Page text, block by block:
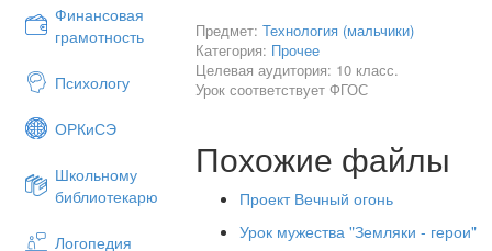
Финансовая
грамотность
Психологу
ОРКиСЭ
Школьному
библиотекарю
Логопедия
Ресурсы проекта.
Планирование проекта
выполнения, краткий обзор
Практическая часть проекта.
Заключение (рефлексия).
Реклама.
Предмет:Технология (мальчики)
Категория: Прочее
Целевая аудитория: 10 класс.
Урок соответствует ФГОС
Похожие файлы
Проект Вечный огонь
Урок мужества "Земляки - герои"